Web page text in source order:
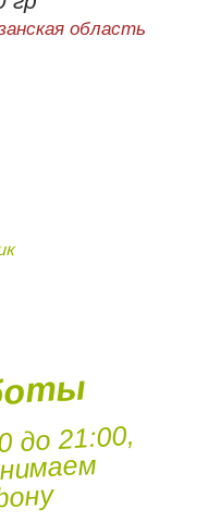
область
до 21:00,